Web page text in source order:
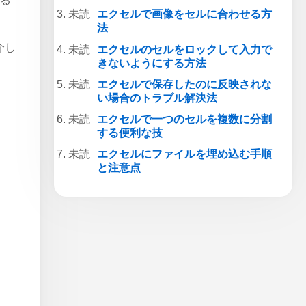
し
エクセルで画像をセルに合わせる方
法
エクセルのセルをロックして入力で
きないようにする方法
エクセルで保存したのに反映されな
い場合のトラブル解決法
エクセルで一つのセルを複数に分割
する便利な技
エクセルにファイルを埋め込む手順
と注意点